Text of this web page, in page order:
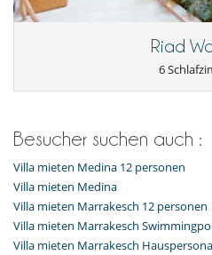
Unterhaltung,
Bücher
Hammam
Internetzugang (Wifi)
Karten- und Brettspiele
Massageliege
Music speaker
Pool mit Chlorfilterung
Riad
6
Besucher suchen auch :
Villa mieten Medina 12 personen
Villa mieten Medina
Villa mieten Marrakesch 12 personen
Villa mieten Marrakesch
Villa mieten Marrakesch